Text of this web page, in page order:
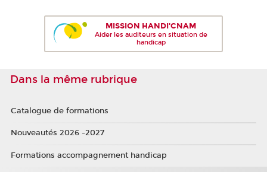
MISSION HANDI'CNAM
Aider les auditeurs en situation de
handicap
Dans la même rubrique
Catalogue de formations
Nouveautés 2026 -2027
Formations accompagnement handicap